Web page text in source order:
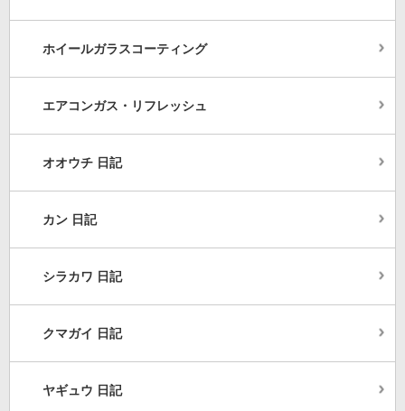
ホイールガラスコーティング
エアコンガス・リフレッシュ
オオウチ 日記
カン 日記
シラカワ 日記
クマガイ 日記
ヤギュウ 日記